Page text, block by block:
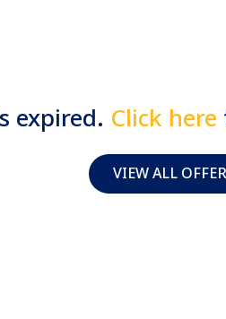
expired. Click here
VIEW ALL